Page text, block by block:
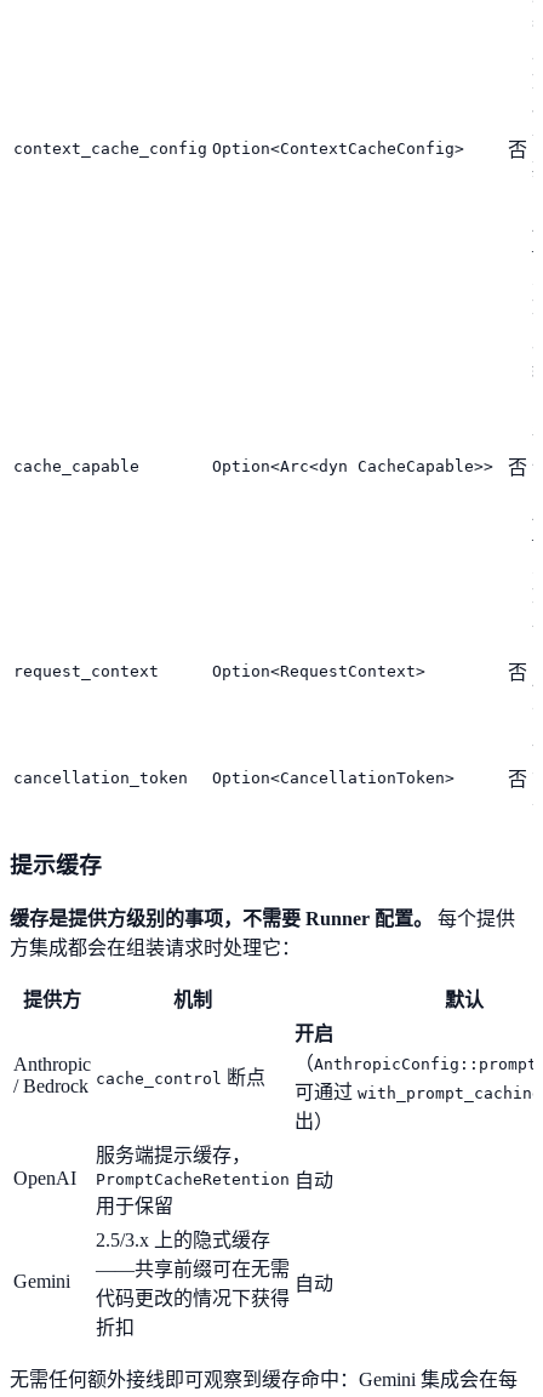
context_cache_config Option<ContextCacheConfig> 否
cache_capable Option<Arc<dyn CacheCapable>> 否
request_context Option<RequestContext> 否
cancellation_token Option<CancellationToken> 否
提示缓存
缓存是提供方级别的事项，不需要 Runner 配置。
每个提供
方集成都会在组装请求时处理它：
提供方 机制 默认
Anthropic
/ Bedrock cache_control 断点
开启
（
可通过
出）
OpenAI
服务端提示缓存，
PromptCacheRetention
用于保留
自动
Gemini
2.5/3.x 上的隐式缓存
——共享前缀可在无需
代码更改的情况下获得
折扣
自动
无需任何额外接线即可观察到缓存命中：Gemini 集成会在每